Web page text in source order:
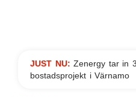
JUST NU:Zenergy tar in
bostadsprojekt i Värnamo